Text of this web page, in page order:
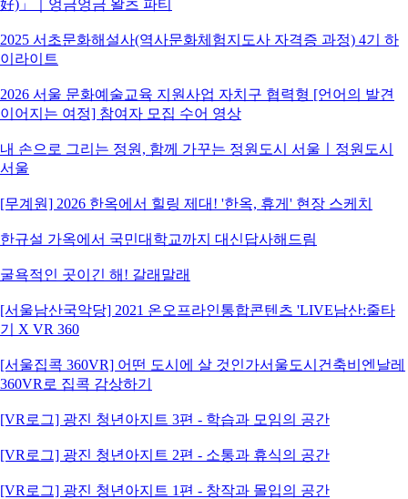
好)」｜엉금엉금 왈츠 파티
2025 서초문화해설사(역사문화체험지도사 자격증 과정) 4기 하
이라이트
2026 서울 문화예술교육 지원사업 자치구 협력형 [언어의 발견
이어지는 여정] 참여자 모집 수어 영상
내 손으로 그리는 정원, 함께 가꾸는 정원도시 서울ㅣ정원도시
서울
[무계원] 2026 한옥에서 힐링 제대! '한옥, 휴게' 현장 스케치
한규설 가옥에서 국민대학교까지 대신답사해드림
굴욕적인 곳이긴 해! 갈래말래
[서울남산국악당] 2021 온오프라인통합콘텐츠 'LIVE남산:줄타
기 X VR 360
[서울집콕 360VR] 어떤 도시에 살 것인가서울도시건축비엔날레
360VR로 집콕 감상하기
[VR로그] 광진 청년아지트 3편 - 학습과 모임의 공간
[VR로그] 광진 청년아지트 2편 - 소통과 휴식의 공간
[VR로그] 광진 청년아지트 1편 - 창작과 몰입의 공간